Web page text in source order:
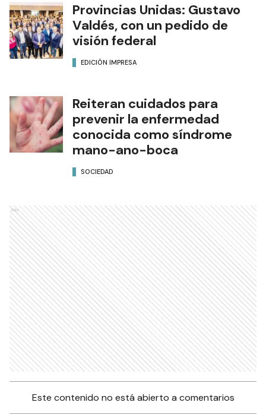
Provincias Unidas: Gustavo
Valdés, con un pedido de
visión federal
EDICIÓN IMPRESA
Reiteran cuidados para
prevenir la enfermedad
conocida como síndrome
mano-ano-boca
SOCIEDAD
Ads
Este contenido no está abierto a comentarios